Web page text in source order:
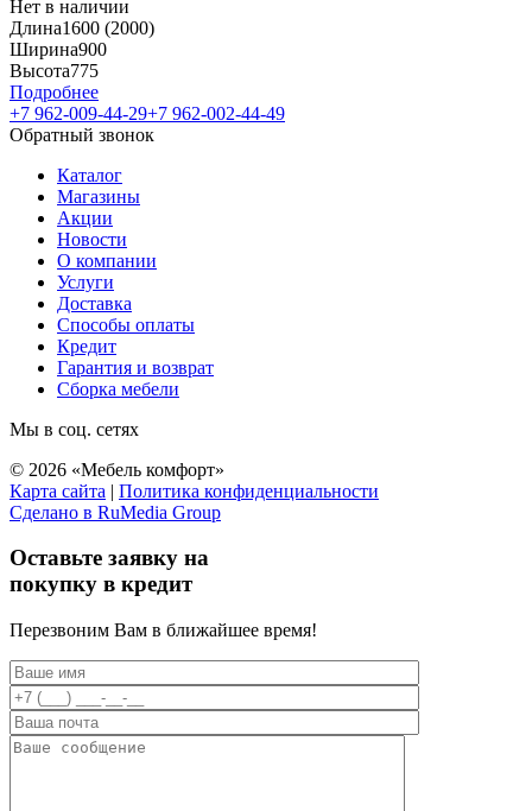
Нет в наличии
Длина1600 (2000)
Ширина900
Высота775
Подробнее
+7 962-009-44-29+7 962-002-44-49
Обратный звонок
Каталог
Магазины
Акции
Новости
О компании
Услуги
Доставка
Способы оплаты
Кредит
Гарантия и возврат
Сборка мебели
Мы в соц. сетях
© 2026 «Мебель комфорт»
Карта сайта | Политика конфиденциальности
Сделано в RuMedia Group
вверх
Оставьте заявку на
покупку в кредит
Перезвоним Вам в ближайшее время!